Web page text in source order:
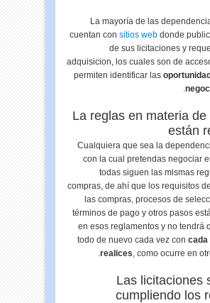
La mayoría de las
cuentan con sitios webdonde
de sus licitaciones y
adquisicion, los cuales son de
permiten identificar las
La reglas en materia de
están
Cualquiera que sea la
con la cual pretendas negociar
todas siguen las mismas
compras, de ahí que los requisitos
las compras, procesos de
términos de pago y otros pasos
en esos reglamentos y no tendrá
todo de nuevo cada vez con cada
realices , como ocurre en
Las licitaciones
cumpliendo los